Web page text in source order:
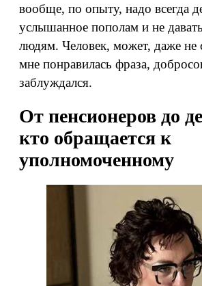
вообще, по опыту, надо всегда
услышанное пополам и не
людям. Человек, может, даже не
мне понравилась фраза,
заблуждался.
От пенсионеров до
кто обращается к
уполномоченному